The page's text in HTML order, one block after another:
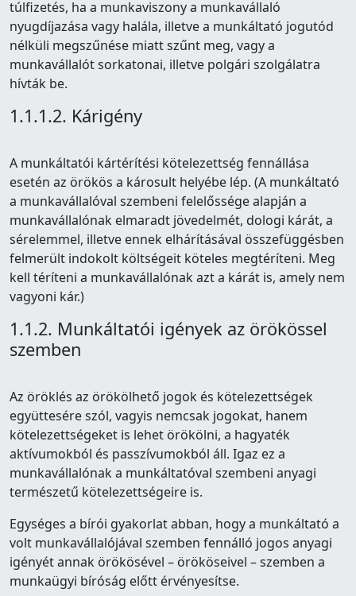
túlfizetés, ha a munkaviszony a munkavállaló
nyugdíjazása vagy halála, illetve a munkáltató jogutód
nélküli megszűnése miatt szűnt meg, vagy a
munkavállalót sorkatonai, illetve polgári szolgálatra
hívták be.
1.1.1.2. Kárigény
A munkáltatói kártérítési kötelezettség fennállása
esetén az örökös a károsult helyébe lép. (A munkáltató
a munkavállalóval szembeni felelőssége alapján a
munkavállalónak elmaradt jövedelmét, dologi kárát, a
sérelemmel, illetve ennek elhárításával összefüggésben
felmerült indokolt költségeit köteles megtéríteni. Meg
kell téríteni a munkavállalónak azt a kárát is, amely nem
vagyoni kár.)
1.1.2. Munkáltatói igények az örökössel
szemben
Az öröklés az örökölhető jogok és kötelezettségek
együttesére szól, vagyis nemcsak jogokat, hanem
kötelezettségeket is lehet örökölni, a hagyaték
aktívumokból és passzívumokból áll. Igaz ez a
munkavállalónak a munkáltatóval szembeni anyagi
természetű kötelezettségeire is.
Egységes a bírói gyakorlat abban, hogy a munkáltató a
volt munkavállalójával szemben fennálló jogos anyagi
igényét annak örökösével – örököseivel – szemben a
munkaügyi bíróság előtt érvényesítse.